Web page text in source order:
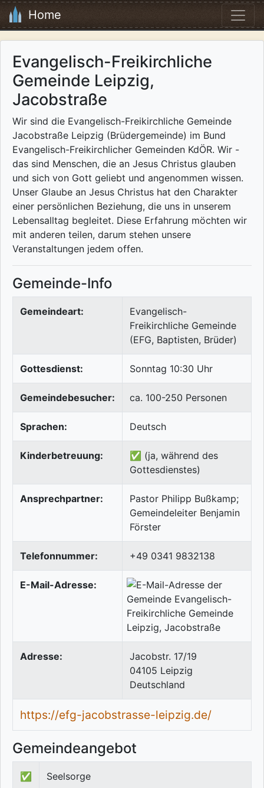
Home
Evangelisch-Freikirchliche
Gemeinde Leipzig,
Jacobstraße
Wir sind die Evangelisch-Freikirchliche Gemeinde
Jacobstraße Leipzig (Brüdergemeinde) im Bund
Evangelisch-Freikirchlicher Gemeinden KdÖR. Wir -
das sind Menschen, die an Jesus Christus glauben
und sich von Gott geliebt und angenommen wissen.
Unser Glaube an Jesus Christus hat den Charakter
einer persönlichen Beziehung, die uns in unserem
Lebensalltag begleitet. Diese Erfahrung möchten wir
mit anderen teilen, darum stehen unsere
Veranstaltungen jedem offen.
Gemeinde-Info
Gemeindeart:
Evangelisch-
Freikirchliche Gemeinde
(EFG, Baptisten, Brüder)
Gottesdienst: Sonntag 10:30 Uhr
Gemeindebesucher: ca. 100-250 Personen
Sprachen: Deutsch
Kinderbetreuung:
✅ (ja, während des
Gottesdienstes)
Ansprechpartner:
Pastor Philipp Bußkamp;
Gemeindeleiter Benjamin
Förster
Telefonnummer: +49 0341 9832138
E-Mail-Adresse:
Adresse:
Jacobstr. 17/19
04105 Leipzig
Deutschland
https://efg-jacobstrasse-leipzig.de/
Gemeindeangebot
✅ Seelsorge